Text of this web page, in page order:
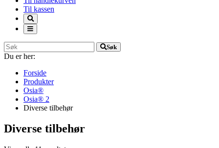
Til kassen
Søk
Du er her:
Forside
Produkter
Osia®
Osia® 2
Diverse tilbehør
Diverse tilbehør